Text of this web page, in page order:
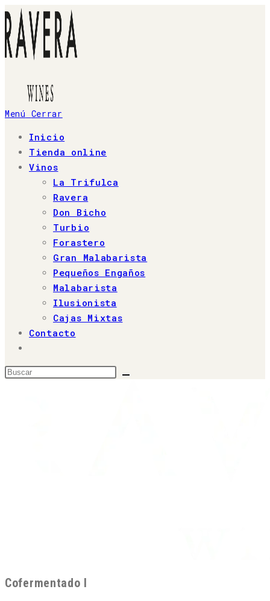
Ir
al
contenido
Menú Cerrar
Inicio
Tienda online
Vinos
La Trifulca
Ravera
Don Bicho
Turbio
Forastero
Gran Malabarista
Pequeños Engaños
Malabarista
Ilusionista
Cajas Mixtas
Contacto
de
Buscar
Cofermentado I